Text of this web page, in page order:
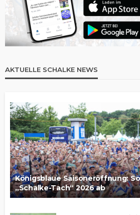
AKTUELLE SCHALKE NEWS
Königsblaue Saisoneröffnung:
„Schalke-Tach“ 2026 ab